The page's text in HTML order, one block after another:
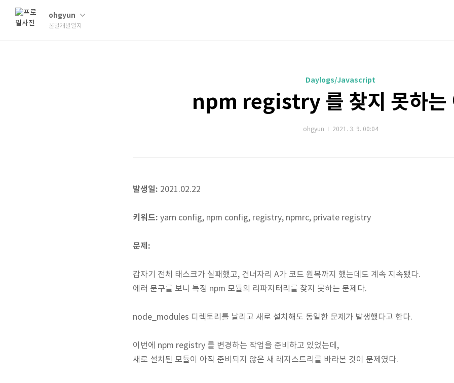
ohgyun
꿀벌개발일지
Daylogs/Javascript
npm registry 를 찾지 못하는
ohgyun 2021. 3. 9. 00:04
발생일: 2021.02.22
키워드: yarn config, npm config, registry, npmrc, private registry
문제:
갑자기 전체 태스크가 실패했고, 건너자리 A가 코드 원복까지 했는데도 계속 지속됐다.
에러 문구를 보니 특정 npm 모듈의 리파지터리를 찾지 못하는 문제다.
node_modules 디렉토리를 날리고 새로 설치해도 동일한 문제가 발생했다고 한다.
이번에 npm registry 를 변경하는 작업을 준비하고 있었는데,
새로 설치된 모듈이 아직 준비되지 않은 새 레지스트리를 바라본 것이 문제였다.